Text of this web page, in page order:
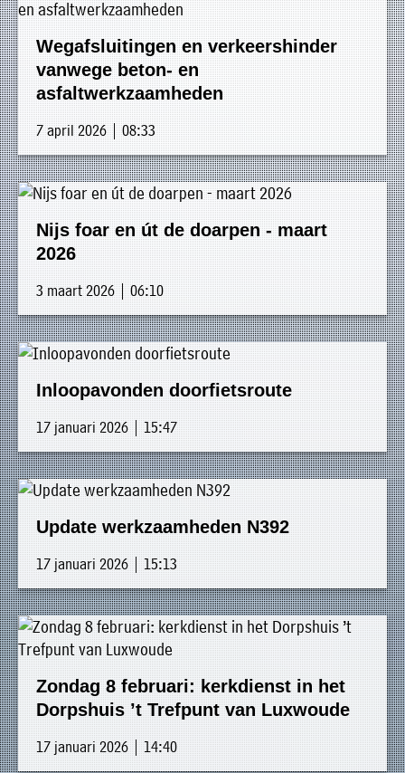
Wegafsluitingen en verkeershinder
vanwege beton- en
asfaltwerkzaamheden
7 april 2026 | 08:33
Nijs foar en út de doarpen - maart
2026
3 maart 2026 | 06:10
Inloopavonden doorfietsroute
17 januari 2026 | 15:47
Update werkzaamheden N392
17 januari 2026 | 15:13
Zondag 8 februari: kerkdienst in het
Dorpshuis ’t Trefpunt van Luxwoude
17 januari 2026 | 14:40